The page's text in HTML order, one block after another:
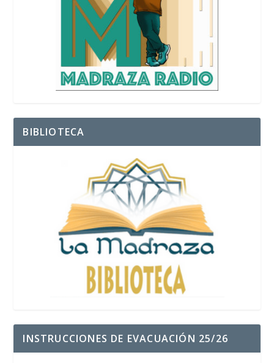
BIBLIOTECA
INSTRUCCIONES DE EVACUACIÓN 25/26